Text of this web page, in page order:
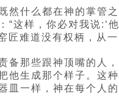
然什么都在神的掌管
“这样，你必对我说:‘
匠难道没有权柄，从
备那些跟神顶嘴的人
他生成那个样子。这
皿一样，神在每个人